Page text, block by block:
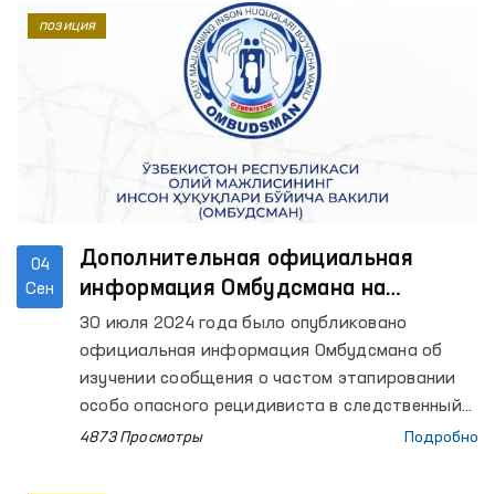
представителем Омбудсмана в
Кашкадарьинской области совместно с
представителями общественности.
04
Сен
Дополнительная официальная
информация Омбудсмана на
сообщение о частом этапировании
особо опасного рецидивиста в
следственный изолятор
30 июля 2024 года было опубликовано
официальная информация Омбудсмана об
изучении сообщения о частом этапировании
особо опасного рецидивиста в следственный
изолятор.
4873 Просмотры Подробно
позиция